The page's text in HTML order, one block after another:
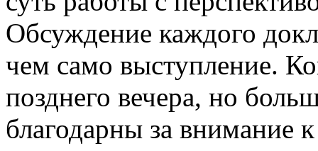
Обсуждение каждого
чем само выступление.
позднего вечера, но
благодарны за внимание